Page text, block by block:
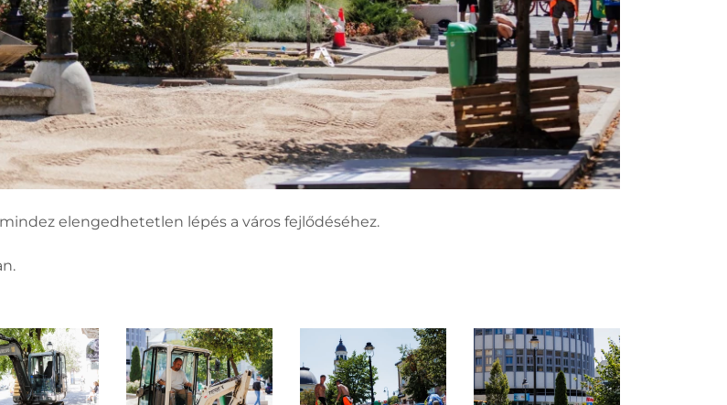
elengedhetetlen lépés a város fejlődéséhez.